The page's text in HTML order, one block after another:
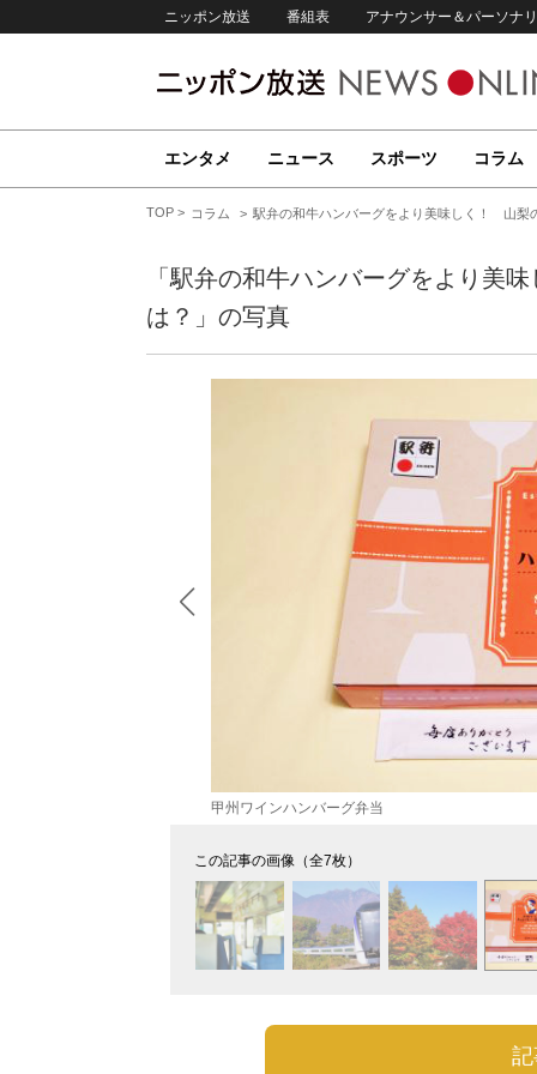
ニッポン放送 番組表 アナウンサー＆パーソナ
エンタメ ニュース スポーツ コラム
TOP コラム 駅弁の和牛ハンバーグをより美味しく！ 山梨
「駅弁の和牛ハンバーグをより美
は？」の写真
甲州ワインハンバーグ弁当
この記事の画像（全7枚）